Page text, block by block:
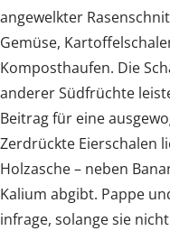
angewelkter
Gemüse,
Komposthaufen. Die
anderer Südfrüchte
Beitrag für eine
Zerdrückte Eierschalen
Holzasche – neben
Kalium abgibt. Pappe
infrage, solange sie